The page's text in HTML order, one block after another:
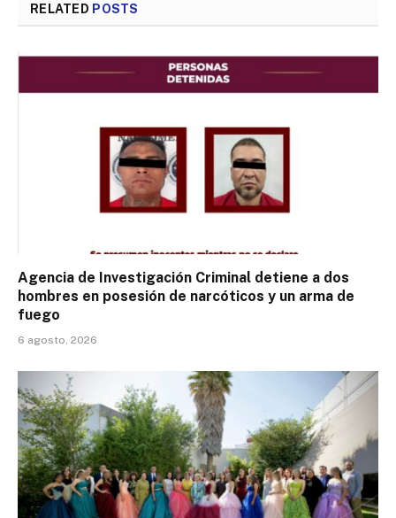
RELATED POSTS
Agencia de Investigación Criminal detiene a dos
hombres en posesión de narcóticos y un arma de
fuego
6 agosto, 2026